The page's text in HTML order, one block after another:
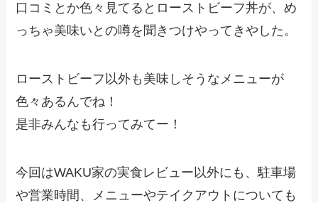
口コミとか色々見てるとローストビーフ丼が、め
っちゃ美味いとの噂を聞きつけやってきやした。
ローストビーフ以外も美味しそうなメニューが
色々あるんでね！
是非みんなも行ってみてー！
今回はWAKU家の実食レビュー以外にも、駐車場
や営業時間、メニューやテイクアウトについても